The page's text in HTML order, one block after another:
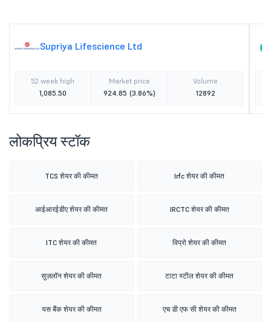
Supriya Lifescience Ltd
52 week high
1,085.50
Market price
924.85 (3.86%)
Volume
12892
लोकप्रिय स्टॉक
TCS शेयर की कीमत Irfc शेयर की कीमत
आईआरईडीए शेयर की कीमत IRCTC शेयर की कीमत
ITC शेयर की कीमत विप्रो शेयर की कीमत
सुज़लॉन शेयर की कीमत टाटा स्टील शेयर की कीमत
यस बैंक शेयर की कीमत एच डी एफ सी शेयर की कीमत